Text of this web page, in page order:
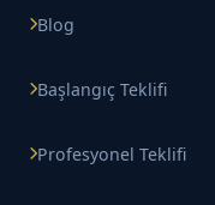
Blog
Başlangıç Teklifi
Profesyonel Teklifi